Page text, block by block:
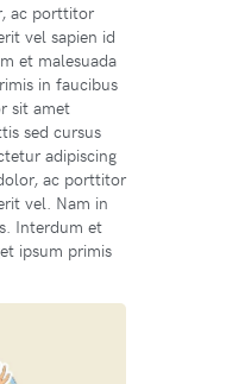
ac porttitor
vel sapien id
et malesuada
in faucibus
sit amet
sed cursus
adipiscing
ac porttitor
vel. Nam in
Interdum et
ipsum primis